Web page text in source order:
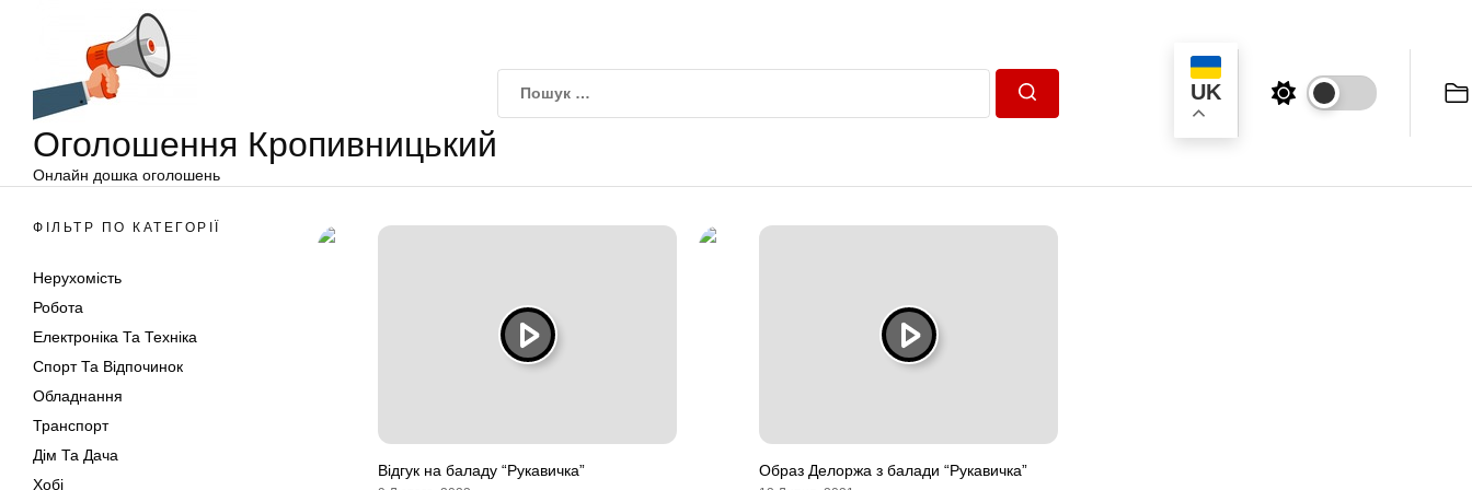
Оголошення Кропивницький
Онлайн дошка оголошень
UK
ФІЛЬТР ПО КАТЕГОРІЇ
Нерухомість
Робота
Електроніка Та Техніка
Спорт Та Відпочинок
Обладнання
Транспорт
Дім Та Дача
Хобі
Відгук на баладу “Рукавичка” Образ Делоржа з балади “Рукавичка”